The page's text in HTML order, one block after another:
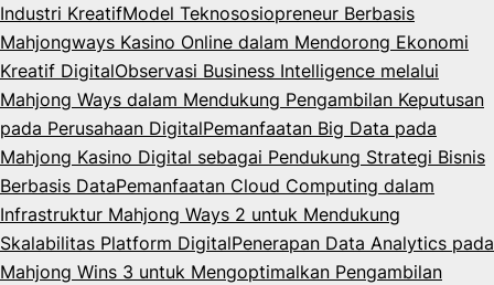
Industri KreatifModel Teknososiopreneur Berbasis
Mahjongways Kasino Online dalam Mendorong Ekonomi
Kreatif DigitalObservasi Business Intelligence melalui
Mahjong Ways dalam Mendukung Pengambilan Keputusan
pada Perusahaan DigitalPemanfaatan Big Data pada
Mahjong Kasino Digital sebagai Pendukung Strategi Bisnis
Berbasis DataPemanfaatan Cloud Computing dalam
Infrastruktur Mahjong Ways 2 untuk Mendukung
Skalabilitas Platform DigitalPenerapan Data Analytics pada
Mahjong Wins 3 untuk Mengoptimalkan Pengambilan